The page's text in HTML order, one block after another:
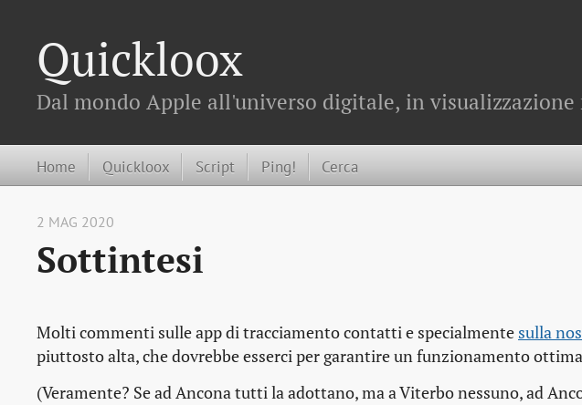
Quickloox
Dal mondo Apple all'universo digitale, in
Home Quickloox Script Ping! Cerca
2 MAG 2020
Sottintesi
Molti commenti sulle app di tracciamento contatti e specialmente sulla
piuttosto alta, che dovrebbe esserci per garantire un funzionamento
(Veramente? Se ad Ancona tutti la adottano, ma a Viterbo nessuno, ad